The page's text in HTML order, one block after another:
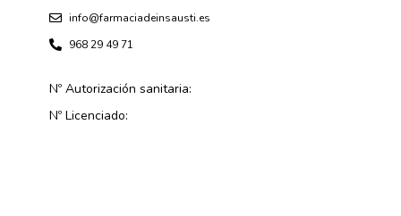
info@farmaciadeinsausti.es
968 29 49 71
Nº Autorización sanitaria:
Nº Licenciado: